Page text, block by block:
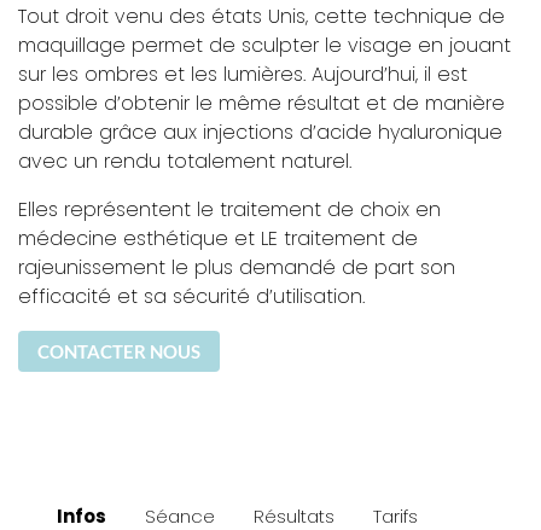
Tout droit venu des états Unis, cette technique de
maquillage permet de sculpter le visage en jouant
sur les ombres et les lumières. Aujourd’hui, il est
possible d’obtenir le même résultat et de manière
durable grâce aux injections d’acide hyaluronique
avec un rendu totalement naturel.
Elles représentent le traitement de choix en
médecine esthétique et LE traitement de
rajeunissement le plus demandé de part son
efficacité et sa sécurité d’utilisation.
CONTACTER NOUS
Infos Séance Résultats Tarifs